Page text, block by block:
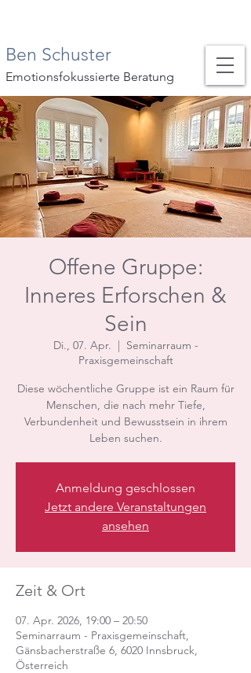
Ben Schuster
Emotionsfokussierte Beratung
Offene Gruppe:
Inneres Erforschen &
Sein
Di., 07. Apr.
  |
Seminarraum -
Praxisgemeinschaft
Diese wöchentliche Gruppe ist ein Raum für
Menschen, die nach mehr Tiefe,
Verbundenheit und Bewusstsein in ihrem
Leben suchen.
Anmeldung geschlossen
Jetzt andere Veranstaltungen
ansehen
Zeit & Ort
07. Apr. 2026, 19:00 – 20:50
Seminarraum - Praxisgemeinschaft,
Gänsbacherstraße 6, 6020 Innsbruck,
Österreich